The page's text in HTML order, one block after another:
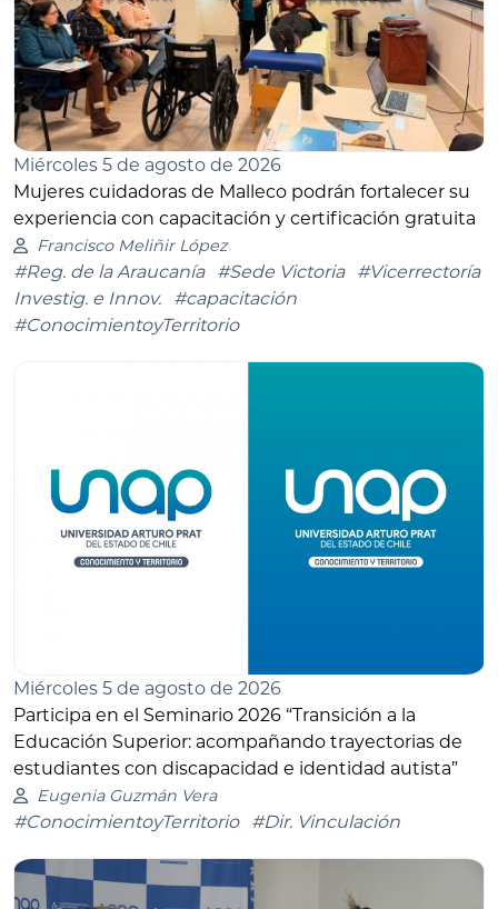
Miércoles 5 de agosto de 2026
Mujeres cuidadoras de Malleco podrán fortalecer su
experiencia con capacitación y certificación gratuita
Francisco Meliñir López
#Reg. de la Araucanía #Sede Victoria
#Vicerrectoría
Investig. e Innov.
#capacitación
#ConocimientoyTerritorio
Miércoles 5 de agosto de 2026
Participa en el Seminario 2026 “Transición a la
Educación Superior: acompañando trayectorias de
estudiantes con discapacidad e identidad autista”
Eugenia Guzmán Vera
#ConocimientoyTerritorio #Dir. Vinculación